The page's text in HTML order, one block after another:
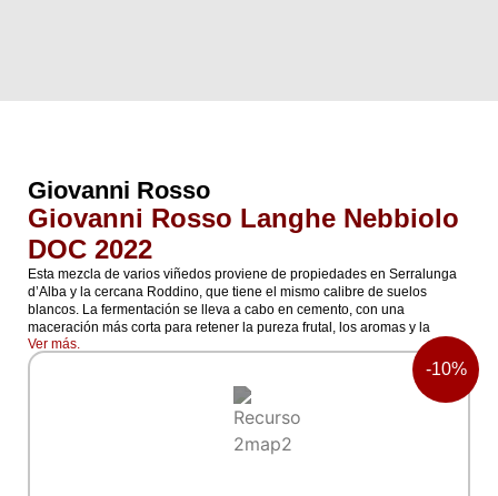
Giovanni Rosso
Giovanni Rosso Langhe Nebbiolo
DOC 2022
Esta mezcla de varios viñedos proviene de propiedades en Serralunga
d’Alba y la cercana Roddino, que tiene el mismo calibre de suelos
blancos. La fermentación se lleva a cabo en cemento, con una
maceración más corta para retener la pureza frutal, los aromas y la
bebibilidad. Seis meses en grandes barricas de roble esloveno le
otorgan un brillo sedoso y compuesto. Aquí hay una claridad de fruta
jugosa, junto con especias de tono alto y perfume floral. El final tiene
notas de frutas moradas ácidas y una mineralidad tiza.
Ver más.
-10%